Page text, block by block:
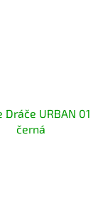
URBAN 01
černá